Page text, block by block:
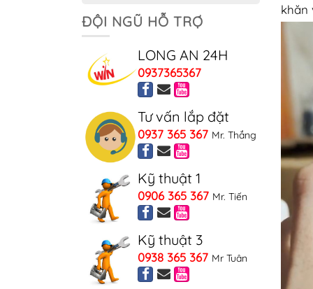
khăn
ĐỘI NGŨ HỖ TRỢ
LONG AN 24H
0937365367
Tư vấn lắp đặt
0937 365 367 Mr. Thắng
Kỹ thuật 1
0906 365 367 Mr. Tiến
Kỹ thuật 3
0938 365 367 Mr Tuân